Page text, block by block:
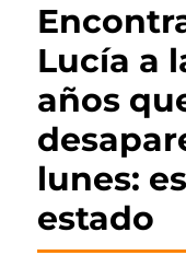
Lucía a
años
lunes:
estado